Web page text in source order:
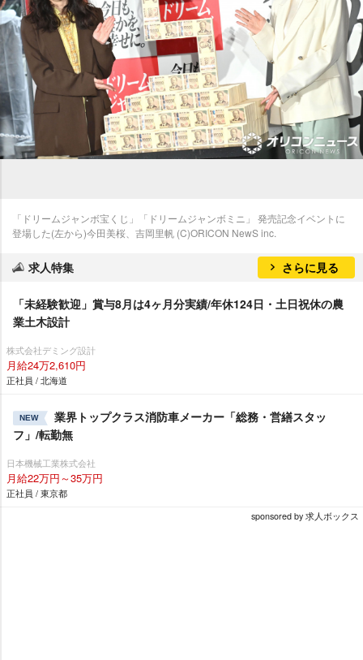
「ドリームジャンボ宝くじ」「ドリームジャンボミニ」 発売記念イベントに
登場した(左から)今田美桜、吉岡里帆 (C)ORICON NewS inc.
求人特集 さらに見る
「未経験歓迎」賞与8月は4ヶ月分実績/年休124日・土日祝休の農
業土木設計
株式会社デミング設計
月給24万2,610円
正社員 / 北海道
NEW
業界トップクラス消防車メーカー「総務・営繕スタッ
フ」/転勤無
日本機械工業株式会社
月給22万円～35万円
正社員 / 東京都
sponsored by 求人ボックス